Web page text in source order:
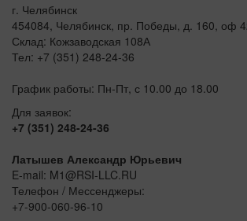
г. Челябинск
454084, Челябинск, пр. Победы, д. 160, оф
Склад: Кожзаводская 108А
Тел: +7 (351) 248-24-36
График работы: Пн-Пт, с 10.00 до 18.00
Для заявок:
+7 (351) 248-24-36
Латышев Александр Юрьевич
E-mail: M1@RSI-LLC.RU
Телефон / Мессенджеры:
+7-900-060-96-10